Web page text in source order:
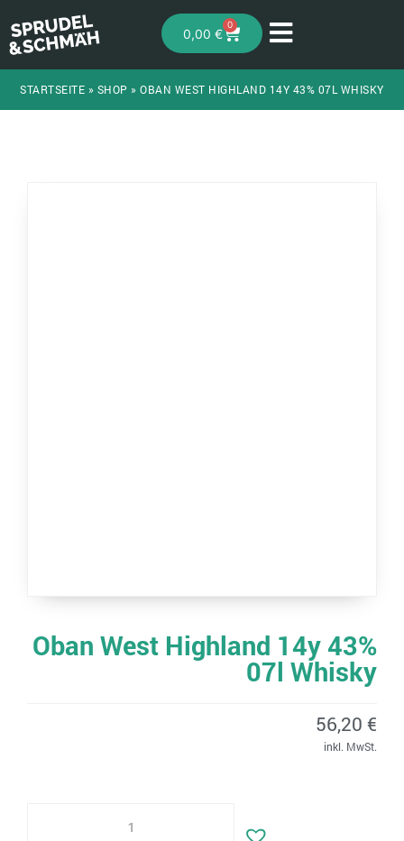
0,00€
0
STARTSEITE » SHOP »OBAN WEST HIGHLAND 14Y 43% 07L WHISKY
Oban West Highland 14y 43%
07l Whisky
56,20 €
inkl. MwSt.